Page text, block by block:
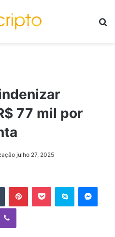
77 mil por
julho 27, 2025
Tumblr PinterestPocket Skype
Viber